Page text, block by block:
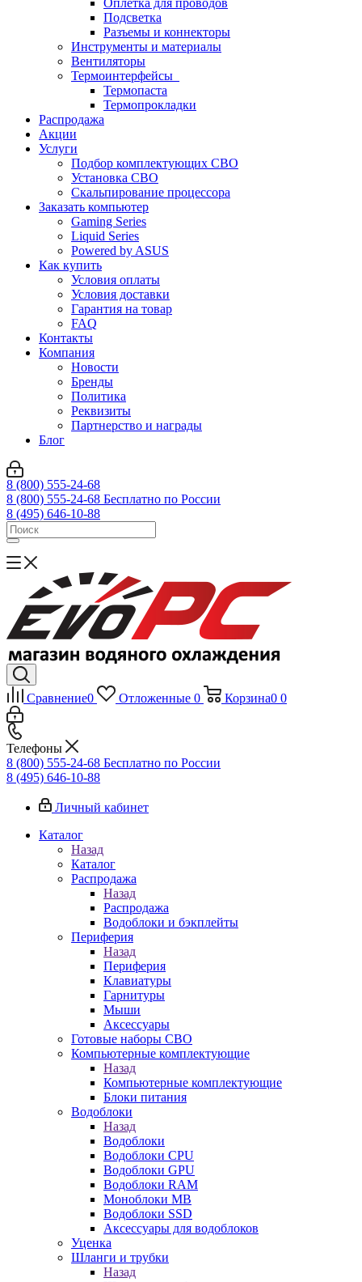
Оплетка для проводов
Подсветка
Разъемы и коннекторы
Инструменты и материалы
Вентиляторы
Термоинтерфейсы
Термопаста
Термопрокладки
Распродажа
Акции
Услуги
Подбор комплектующих СВО
Установка СВО
Скальпирование процессора
Заказать компьютер
Gaming Series
Liquid Series
Powered by ASUS
Как купить
Условия оплаты
Условия доставки
Гарантия на товар
FAQ
Контакты
Компания
Новости
Бренды
Политика
Реквизиты
Партнерство и награды
Блог
8 (800) 555-24-68
8 (800) 555-24-68 Бесплатно по России
8 (495) 646-10-88
Сравнение0 Отложенные 0 Корзина0 0
Телефоны
8 (800) 555-24-68 Бесплатно по России
8 (495) 646-10-88
Личный кабинет
Каталог
Назад
Каталог
Распродажа
Назад
Распродажа
Водоблоки и бэкплейты
Периферия
Назад
Периферия
Клавиатуры
Гарнитуры
Мыши
Аксессуары
Готовые наборы СВО
Компьютерные комплектующие
Назад
Компьютерные комплектующие
Блоки питания
Водоблоки
Назад
Водоблоки
Водоблоки CPU
Водоблоки GPU
Водоблоки RAM
Моноблоки MB
Водоблоки SSD
Аксессуары для водоблоков
Уценка
Шланги и трубки
Назад